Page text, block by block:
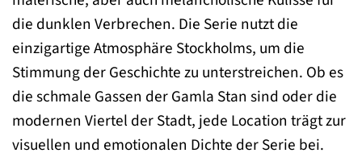
die dunklen Verbrechen. Die Serie nutzt die
einzigartige Atmosphäre Stockholms, um die
Stimmung der Geschichte zu unterstreichen. Ob es
die schmale Gassen der Gamla Stan sind oder die
modernen Viertel der Stadt, jede Location trägt zur
visuellen und emotionalen Dichte der Serie bei.